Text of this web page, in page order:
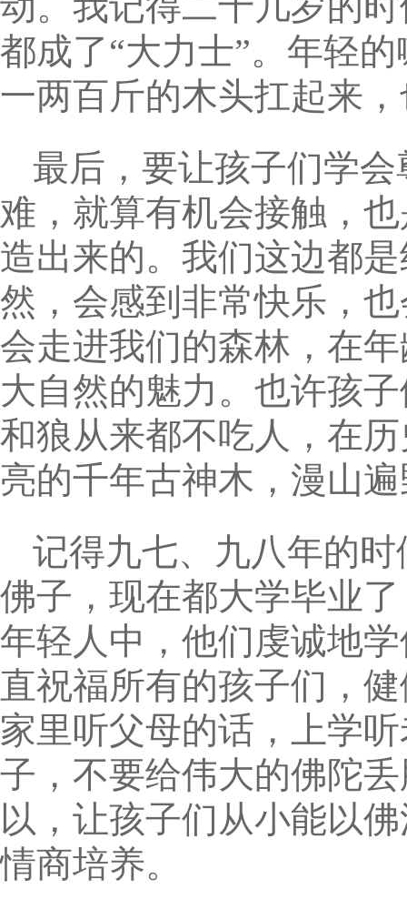
都成了“大力士”。年轻
一两百斤的木头扛起来
最后，要让孩子们学
难，就算有机会接触，
造出来的。我们这边都
然，会感到非常快乐，
会走进我们的森林，在
大自然的魅力。也许孩
和狼从来都不吃人，在
亮的千年古神木，漫山
记得九七、九八年的
佛子，现在都大学毕业
年轻人中，他们虔诚地
直祝福所有的孩子们，
家里听父母的话，上学
子，不要给伟大的佛陀
以，让孩子们从小能以
情商培养。